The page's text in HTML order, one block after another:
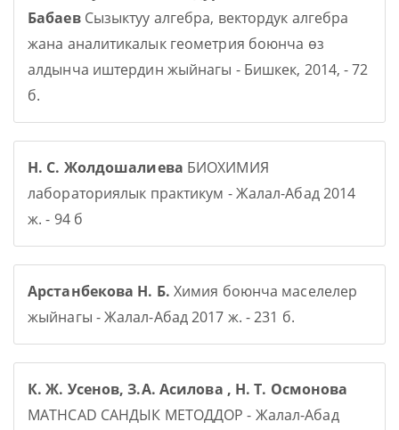
БабаевСызыктуу алгебра, вектордук алгебра
жана аналитикалык геометрия боюнча өз
алдынча иштердин жыйнагы - Бишкек, 2014, - 72
б.
Н. С. Жолдошалиева БИОХИМИЯ
лабораториялык практикум - Жалал-Абад 2014
ж. - 94 б
Арстанбекова Н. Б. Химия боюнча маселелер
жыйнагы - Жалал-Абад 2017 ж. - 231 б.
К. Ж. Усенов, З.А. Асилова , Н. Т. Осмонова
MATHCAD САНДЫК МЕТОДДОР - Жалал-Абад